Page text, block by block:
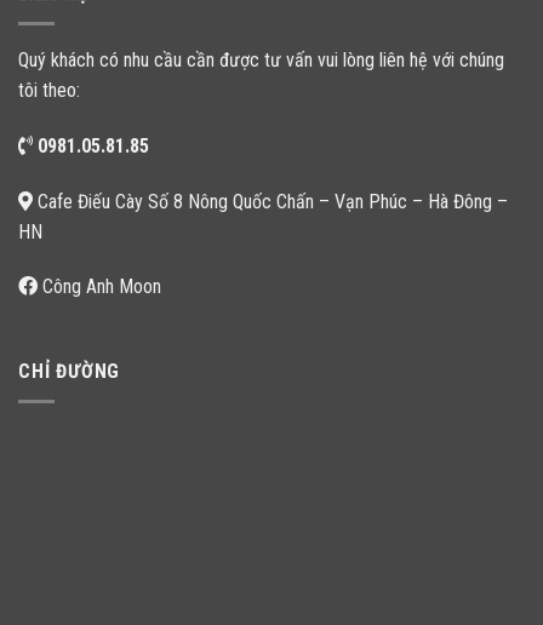
Quý khách có nhu cầu cần được tư vấn vui lòng liên hệ với chúng
tôi theo:
0981.05.81.85
Cafe Điếu Cày Số 8 Nông Quốc Chấn – Vạn Phúc – Hà Đông –
HN
Công Anh Moon
CHỈ ĐƯỜNG